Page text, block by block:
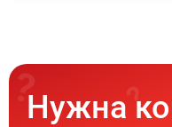
Нужна